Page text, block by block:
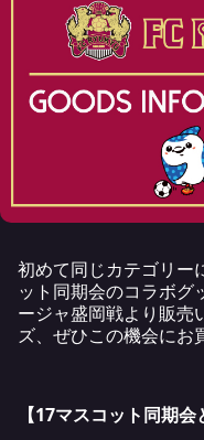
初めて同じカテゴリー
ット同期会のコラボグ
ージャ盛岡戦より販売
ズ、ぜひこの機会にお
【17マスコット同期会